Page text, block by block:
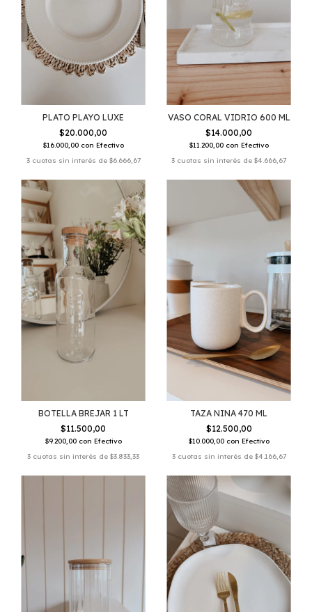
PLATO PLAYO LUXE
$20.000,00
$16.000,00 con Efectivo
3 cuotas sin interés de $6.666,67
VASO CORAL VIDRIO 600 ML
$14.000,00
$11.200,00 con Efectivo
3 cuotas sin interés de $4.666,67
BOTELLA BREJAR 1 LT
$11.500,00
$9.200,00 con Efectivo
3 cuotas sin interés de $3.833,33
TAZA NINA 470 ML
$12.500,00
$10.000,00 con Efectivo
3 cuotas sin interés de $4.166,67